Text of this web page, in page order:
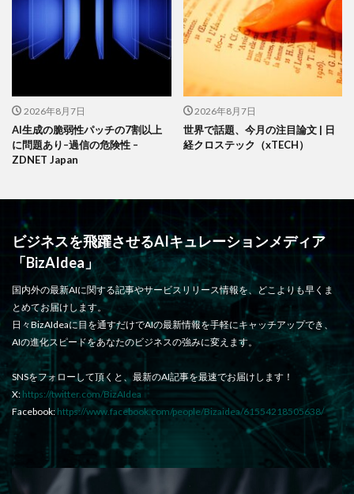
2026年8月7日
AI生成の脆弱性パッチの7割以上
に問題あり–過信の危険性 –
ZDNET Japan
2026年8月7日
世界で話題、今月の注目論文 | 日
経クロステック（xTECH）
ビジネスを飛躍させるAIキュレーションメディア
「BizAIdea」
国内外の最新AIに関する記事やサービスリリース情報を、どこよりも早くま
とめてお届けします。
日々BizAIdeaに目を通すだけでAIの最新情報を手軽にキャッチアップでき、
AIの進化スピードをあなたのビジネスの強みに変えます。
SNSをフォローして頂くと、最新のAI記事を最速でお届けします！
X: https://twitter.com/BizAIdea
Facebook: https://www.facebook.com/people/Bizaidea/61554218505638/